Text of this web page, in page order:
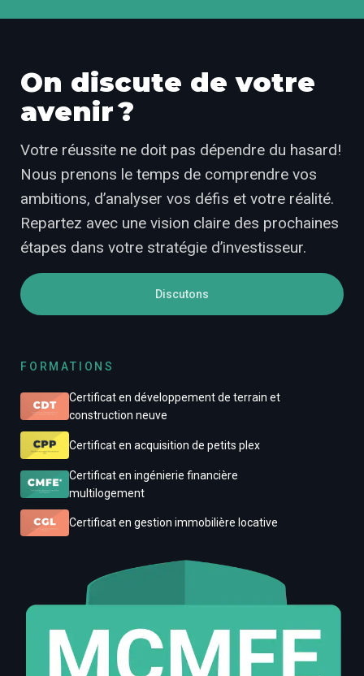
On discute de votre
avenir ?
Votre réussite ne doit pas dépendre du hasard!
Nous prenons le temps de comprendre vos
ambitions, d’analyser vos défis et votre réalité.
Repartez avec une vision claire des prochaines
étapes dans votre stratégie d’investisseur.
Discutons
FORMATIONS
Certificat en développement de terrain et
construction neuve
Certificat en acquisition de petits plex
Certificat en ingénierie financière
multilogement
Certificat en gestion immobilière locative